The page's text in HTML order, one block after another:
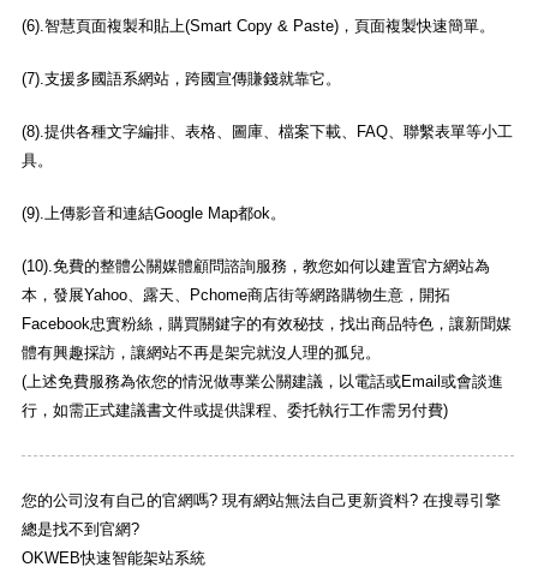
(6).智慧頁面複製和貼上(Smart Copy & Paste)，頁面複製快速簡單。
(7).支援多國語系網站，跨國宣傳賺錢就靠它。
(8).提供各種文字編排、表格、圖庫、檔案下載、FAQ、聯繫表單等小工
具。
(9).上傳影音和連結Google Map都ok。
(10).免費的整體公關媒體顧問諮詢服務，教您如何以建置官方網站為
本，發展Yahoo、露天、Pchome商店街等網路購物生意，開拓
Facebook忠實粉絲，購買關鍵字的有效秘技，找出商品特色，讓新聞媒
體有興趣採訪，讓網站不再是架完就沒人理的孤兒。
(上述免費服務為依您的情況做專業公關建議，以電話或Email或會談進
行，如需正式建議書文件或提供課程、委托執行工作需另付費)
您的公司沒有自己的官網嗎? 現有網站無法自己更新資料? 在搜尋引擎
總是找不到官網?
OKWEB快速智能架站系統